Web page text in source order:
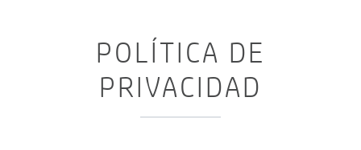
POLÍTICA DE
PRIVACIDAD